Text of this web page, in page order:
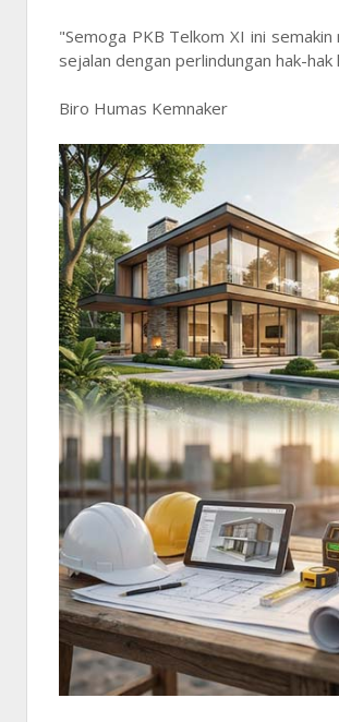
"Semoga PKB Telkom XI ini
sejalan dengan perlindungan hak-
Biro Humas Kemnaker